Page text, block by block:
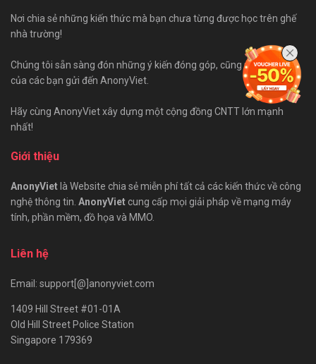
Nơi chia sẻ những kiến thức mà bạn chưa từng được học trên ghế
nhà trường!
Chúng tôi sẵn sàng đón những ý kiến đóng góp, cũng như bài viết
của các bạn gửi đến AnonyViet.
Hãy cùng AnonyViet xây dựng một cộng đồng CNTT lớn mạnh
nhất!
Giới thiệu
AnonyVietlà Website chia sẻ miễn phí tất cả các kiến thức về công
nghệ thông tin. AnonyViet cung cấp mọi giải pháp về mạng máy
tính, phần mềm, đồ họa và MMO.
Liên hệ
Email: support[@]anonyviet.com
1409 Hill Street #01-01A
Old Hill Street Police Station
Singapore 179369